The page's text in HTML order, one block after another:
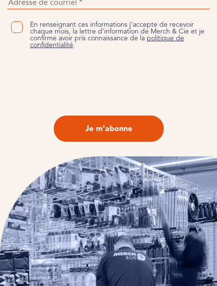
En renseignant ces informations j’accepte de recevoir
chaque mois, la lettre d’information de Merch & Cie et je
confirme avoir pris connaissance de la politique de
confidentialité.